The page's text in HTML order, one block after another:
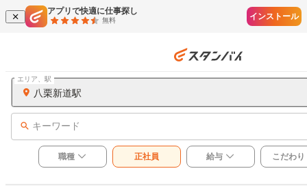
アプリで快適に仕事探し
無料 インストール
八栗新道駅
エリア、駅
キーワード
職種 正社員 給与 こだわり